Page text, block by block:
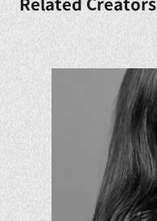
Related Creators